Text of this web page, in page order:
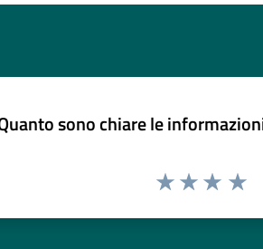
sono chiare le